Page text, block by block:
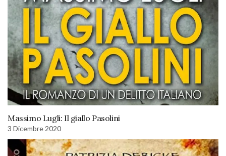
Massimo Lugli: Il giallo Pasolini
3 Dicembre 2020